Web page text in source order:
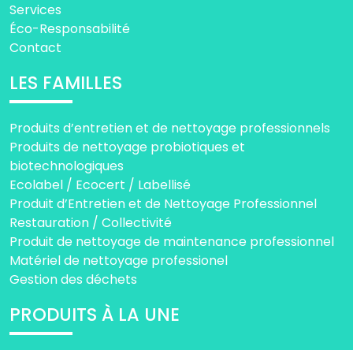
Services
Éco-Responsabilité
Contact
LES FAMILLES
Produits d’entretien et de nettoyage professionnels
Produits de nettoyage probiotiques et
biotechnologiques
Ecolabel / Ecocert / Labellisé
Produit d’Entretien et de Nettoyage Professionnel
Restauration / Collectivité
Produit de nettoyage de maintenance professionnel
Matériel de nettoyage professionel
Gestion des déchets
PRODUITS À LA UNE